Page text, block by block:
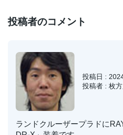
投稿者のコメント
投稿日 :
投稿者 : 枚
ランドクルーザープラドに